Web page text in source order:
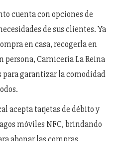
cuenta con opciones de
de sus clientes. Ya
en casa, recogerla en
persona, Carnicería La Reina
garantizar la comodidad
acepta tarjetas de débito y
móviles NFC, brindando